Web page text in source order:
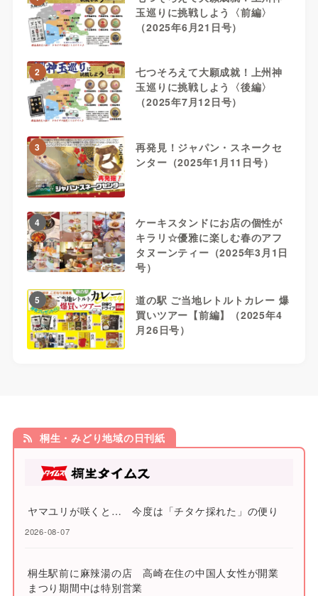
玉巡りに挑戦しよう〈前編〉
（2025年6月21日号）
2
七つそろえて大願成就！上州神
玉巡りに挑戦しよう〈後編〉
（2025年7月12日号）
3
再発見！ジャパン・スネークセ
ンター（2025年1月11日号）
4
ケーキスタンドにお店の個性が
キラリ☆優雅に楽しむ春のアフ
タヌーンティー（2025年3月1日
号）
5
道の駅 ご当地レトルトカレー 爆
買いツアー【前編】（2025年4
月26日号）
桐生・みどり地域の日刊紙
ヤマユリが咲くと… 今度は「チタケ採れた」の便り
2026-08-07
桐生駅前に麻辣湯の店 高崎在住の中国人女性が開業
まつり期間中は特別営業